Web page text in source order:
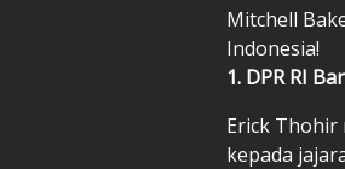
Mitchell
Indonesia!
1. DPR RI
Erick Thohir
kepada